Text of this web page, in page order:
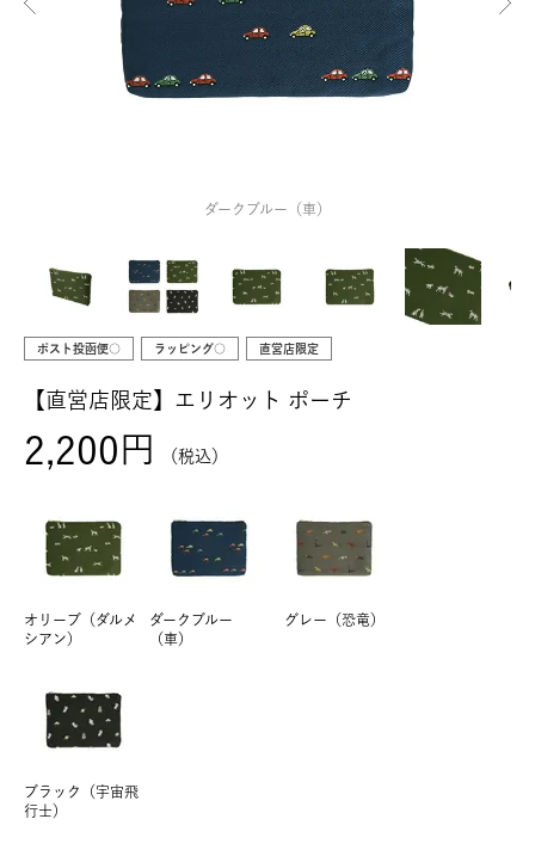
ダークブルー（車）
ポスト投函便○ ラッピング○ 直営店限定
【直営店限定】エリオット ポーチ
2,200 税込
オリーブ（ダルメ
シアン）
ダークブルー
（車）
グレー（恐竜）
ブラック（宇宙飛
行士）